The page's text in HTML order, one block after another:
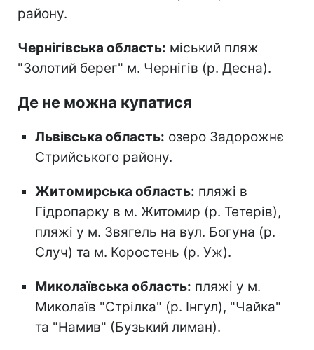
району.
Чернігівська область: міський пляж
"Золотий берег" м. Чернігів (р. Десна).
Де не можна купатися
Львівська область: озеро Задорожнє
Стрийського району.
Житомирська область: пляжі в
Гідропарку в м. Житомир (р. Тетерів),
пляжі у м. Звягель на вул. Богуна (р.
Случ) та м. Коростень (р. Уж).
Миколаївська область: пляжі у м.
Миколаїв "Стрілка" (р. Інгул), "Чайка"
та "Намив" (Бузький лиман).